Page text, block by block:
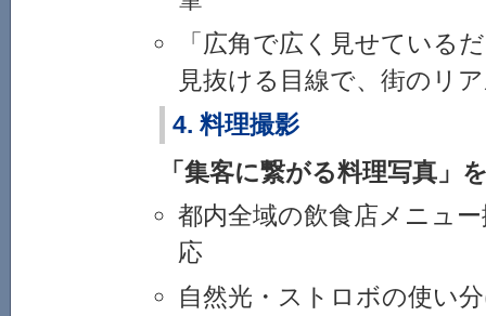
「広角で広く見せている
見抜ける目線で、街のリ
4. 料理撮影
「集客に繋がる料理写真」
都内全域の飲食店メニュ
応
自然光・ストロボの使い